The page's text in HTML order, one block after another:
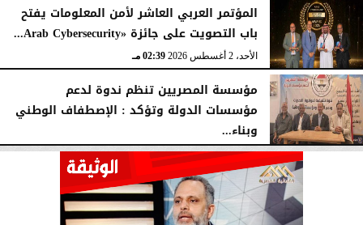
المؤتمر العربي العاشر لأمن المعلومات يفتح
باب التصويت على جائزة «Arab Cybersecurity...
الأحد، 2 أغسطس 2026 02:39 مـ
مؤسسة المصريين تنظم ندوة لدعم
مؤسسات الدولة وتؤكد : الإصطفاف الوطني
وبناء...
الأحد، 2 أغسطس 2026 10:20 صـ